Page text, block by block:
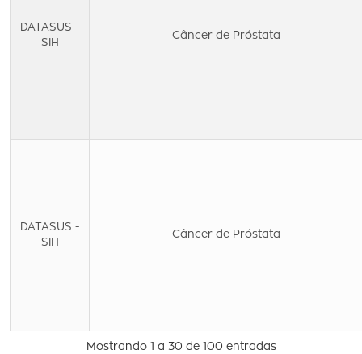
DATASUS -
SIH
Câncer de Próstata
DATASUS -
SIH
Câncer de Próstata
Mostrando 1 a 30 de 100 entradas